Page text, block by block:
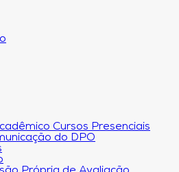
Cursos Presenciais
do DPO